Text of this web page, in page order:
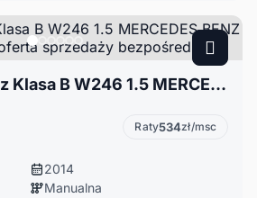
Mercedes-Benz Klasa B W246 1.5 MERCEDES‑BENZ 180 CDI • Diesel • oferta sprzedaży bezpośredniej
Raty534zł/msc
2014
Manualna